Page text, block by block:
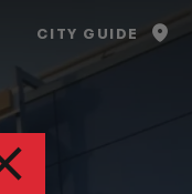
CITY GUIDE